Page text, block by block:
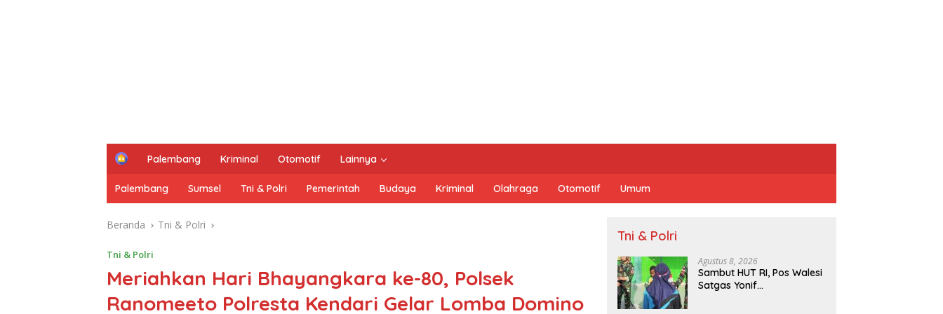
H
m
e
Palembang Kriminal Otomotif Lainnya
Palembang Sumsel Tni & Polri Pemerintah Budaya Kriminal Olahraga Otomotif Umum
Beranda Tni & Polri
Tni & Polri
Meriahkan Hari Bhayangkara ke-80, Polsek
Ranomeeto Polresta Kendari Gelar Lomba Domino
Tni & Polri
Agustus 8, 2026
Sambut HUT RI, Pos Walesi
Satgas Yonif